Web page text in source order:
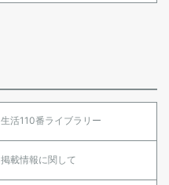
生活110番ライブラリー
掲載情報に関して